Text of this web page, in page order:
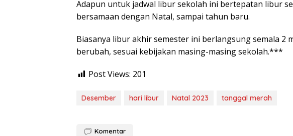
Adapun untuk jadwal libur sekolah ini bertepatan libur
bersamaan dengan Natal, sampai tahun baru.
Biasanya libur akhir semester ini berlangsung semala 2
berubah, sesuai kebijakan masing-masing sekolah.***
Post Views: 201
Desember hari libur Natal 2023 tanggal merah
Komentar